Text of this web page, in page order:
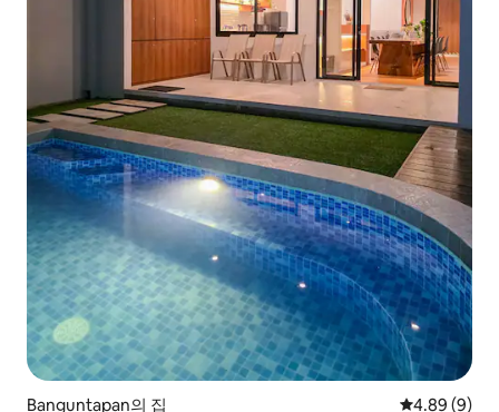
Banguntapan의 집 평점 4.89점
4.89 (9)